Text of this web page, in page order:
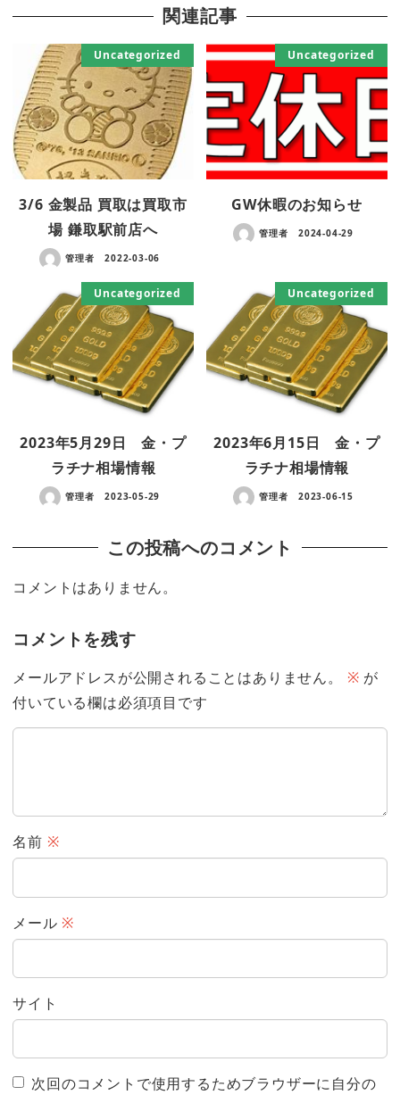
関連記事
Uncategorized
3/6 金製品 買取は買取市
場 鎌取駅前店へ
管理者 2022-03-06
Uncategorized
GW休暇のお知らせ
管理者 2024-04-29
Uncategorized
2023年5月29日 金・プ
ラチナ相場情報
管理者 2023-05-29
Uncategorized
2023年6月15日 金・プ
ラチナ相場情報
管理者 2023-06-15
この投稿へのコメント
コメントはありません。
コメントを残す
メールアドレスが公開されることはありません。 ※ が
付いている欄は必須項目です
名前 ※
メール ※
サイト
次回のコメントで使用するためブラウザーに自分の